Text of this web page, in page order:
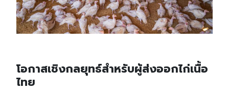
โอกาสเชิงกลยุทธ์สำหรับผู้ส่งออกไก่เนื้อ
ไทย